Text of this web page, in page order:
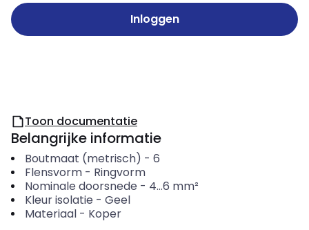
Inloggen
Toon documentatie
Belangrijke informatie
Boutmaat (metrisch) - 6
Flensvorm- Ringvorm
Nominale doorsnede - 4...6 mm²
Kleur isolatie - Geel
Materiaal- Koper